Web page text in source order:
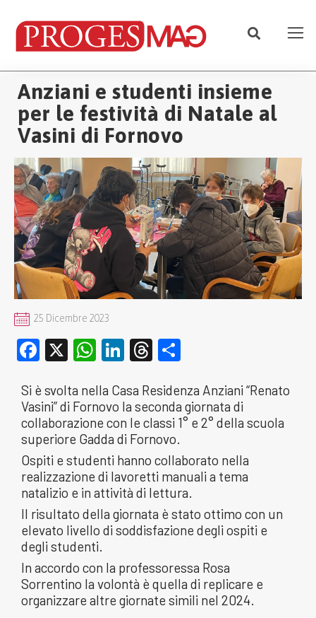
Anziani e studenti insieme
per le festività di Natale al
Vasini di Fornovo
25 Dicembre 2023
Facebook
X WhatsApp
LinkedIn
Threads
Si è svolta nella Casa Residenza Anziani “Renato
Vasini” di Fornovo la seconda giornata di
collaborazione con le classi 1° e 2° della scuola
superiore Gadda di Fornovo.
Ospiti e studenti hanno collaborato nella
realizzazione di lavoretti manuali a tema
natalizio e in attività di lettura.
Il risultato della giornata è stato ottimo con un
elevato livello di soddisfazione degli ospiti e
degli studenti.
In accordo con la professoressa Rosa
Sorrentino la volontà è quella di replicare e
organizzare altre giornate simili nel 2024.